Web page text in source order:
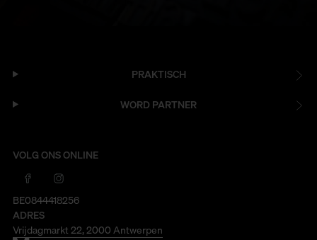
PRAKTISCH
WORD PARTNER
VOLG ONS ONLINE
BE0844418256
ADRES
Vrijdagmarkt 22, 2000 Antwerpen